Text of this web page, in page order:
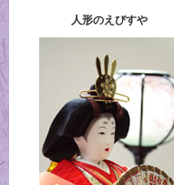
人形のえびすや